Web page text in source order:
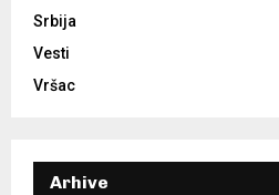
Srbija
Vesti
Vršac
Arhive